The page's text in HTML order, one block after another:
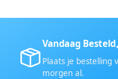
Vandaag
Plaats je bestelling
morgen al.